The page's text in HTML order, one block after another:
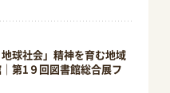
地球社会」精神を育む地域
第1９回図書館総合展フ